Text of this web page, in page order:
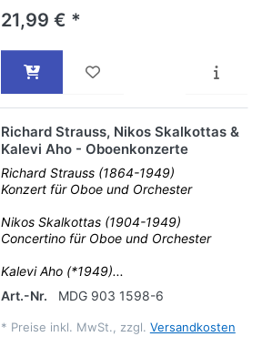
21,99 € *
Richard Strauss, Nikos Skalkottas &
Kalevi Aho - Oboenkonzerte
Richard Strauss (1864-1949)
Konzert für Oboe und Orchester
Nikos Skalkottas (1904-1949)
Concertino für Oboe und Orchester
Kalevi Aho (*1949)...
Art.-Nr.
MDG 903 1598-6
* Preise inkl. MwSt., zzgl. Versandkosten